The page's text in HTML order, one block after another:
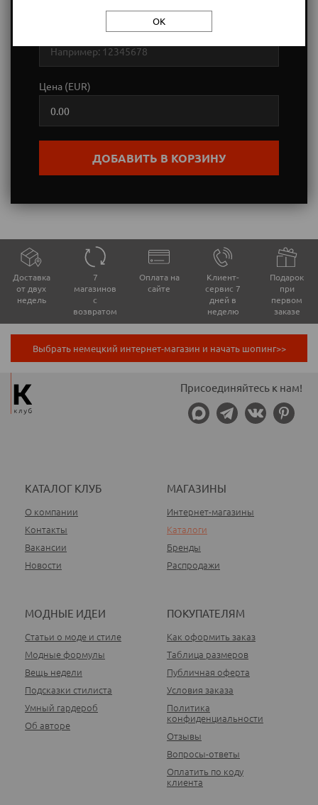
Цена (EUR)
ДОБАВИТЬ В КОРЗИНУ
Доставка
от двух
недель
7
магазинов
с
возвратом
Оплата на
сайте
Клиент-
сервис 7
дней в
неделю
Подарок
при
первом
заказе
Выбрать немецкий интернет-магазин и начать шопинг>>
Присоединяйтесь к нам!
КАТАЛОГ КЛУБ
О компании
Контакты
Вакансии
Новости
ПОКУПАТЕЛЯМ
Как оформить заказ
Таблица размеров
Публичная оферта
Условия заказа
Политика
конфиденциальности
Отзывы
Вопросы-ответы
Оплатить по коду
клиента
МАГАЗИНЫ
Интернет-магазины
Каталоги
Бренды
Распродажи
МОДНЫЕ ИДЕИ
Статьи о моде и стиле
Модные формулы
Вещь недели
Подсказки стилиста
Умный гардероб
Об авторе
ОК